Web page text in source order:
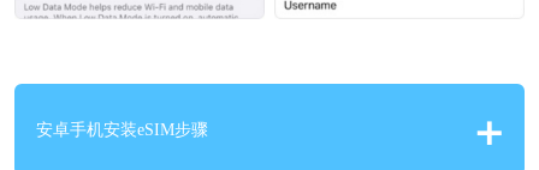
安卓手机安装eSIM步骤